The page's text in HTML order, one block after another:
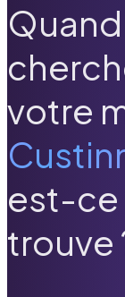
votre
est-ce
trouve